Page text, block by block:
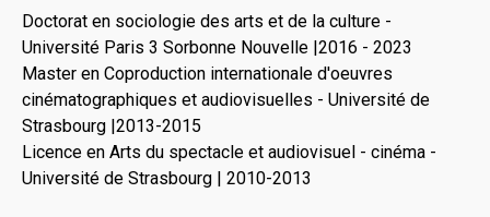
Doctorat en sociologie des arts et de la culture -
Université Paris 3 Sorbonne Nouvelle |2016 - 2023
Master en Coproduction internationale d'oeuvres
cinématographiques et audiovisuelles - Université de
Strasbourg |2013-2015
Licence en Arts du spectacle et audiovisuel - cinéma -
Université de Strasbourg | 2010-2013